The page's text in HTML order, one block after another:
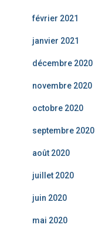
février 2021
janvier 2021
décembre 2020
novembre 2020
octobre 2020
septembre 2020
août 2020
juillet 2020
juin 2020
mai 2020